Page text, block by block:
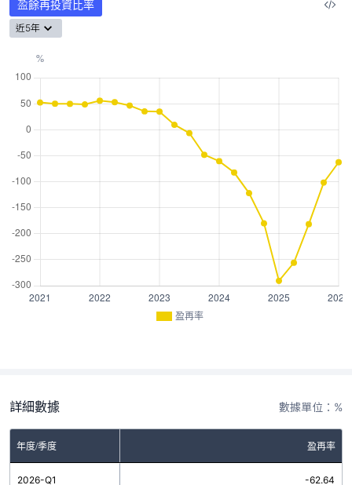
盈餘再投資比率
近5年
盈再率
詳細數據 數據單位：%
年度/季度 盈再率
2026-Q1 -62.64